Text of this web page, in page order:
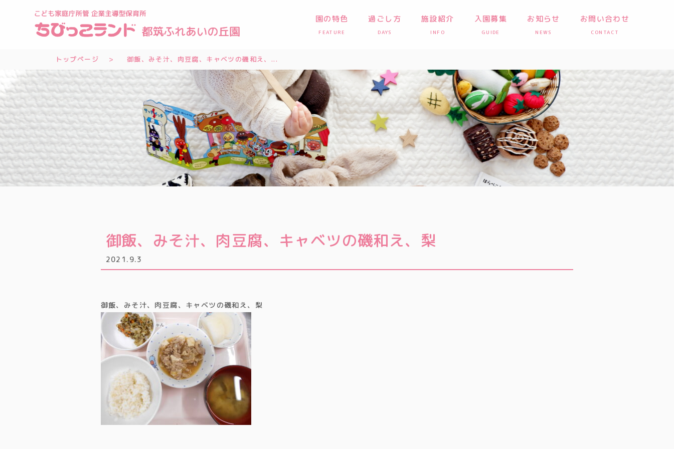
園の特色
FEATURE
過ごし方
DAYS
施設紹介
INFO
入園募集
GUIDE
お知らせ
NEWS
お問い合わせ
CONTACT
トップページ 御飯、みそ汁、肉豆腐、キャベツの磯和え、...
御飯、みそ汁、肉豆腐、キャベツの磯和え、梨
2021.9.3
御飯、みそ汁、肉豆腐、キャベツの磯和え、梨